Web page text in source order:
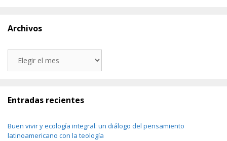
Archivos
Entradas recientes
Buen vivir y ecología integral: un diálogo del pensamiento
latinoamericano con la teología